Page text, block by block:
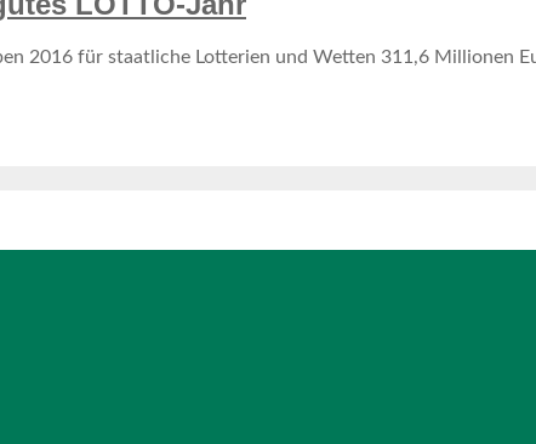
2016 für staatliche Lotterien und Wetten 311,6 Millionen